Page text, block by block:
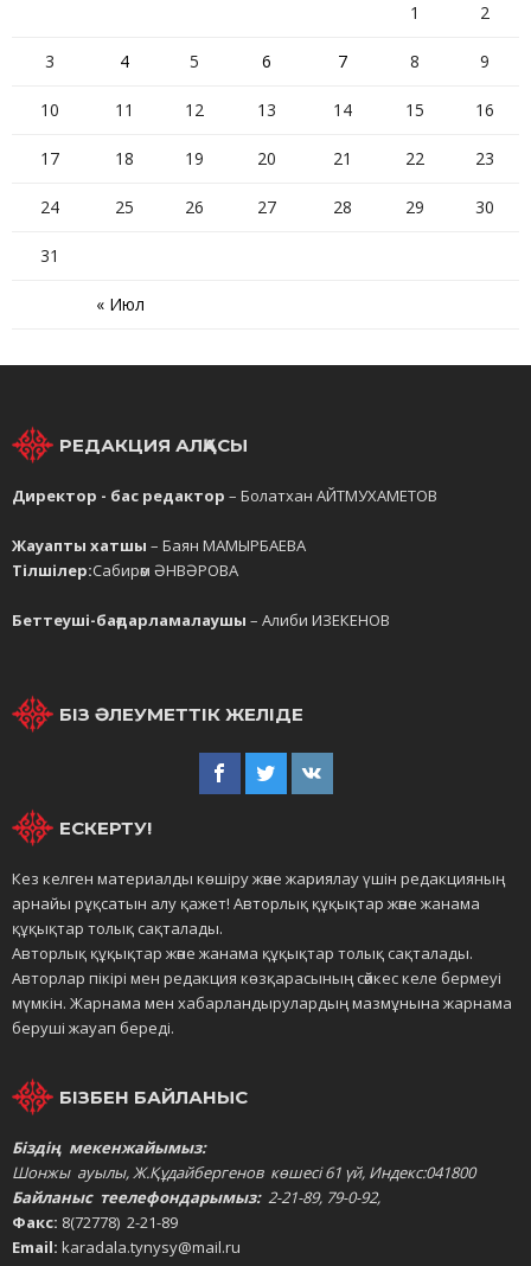
« Июл
1 2
3 4 5 6 7 8 9
10 11 12 13 14 15 16
17 18 19 20 21 22 23
24 25 26 27 28 29 30
31
РЕДАКЦИЯ АЛҚАСЫ
Директор - бас редактор – Болатхан АЙТМУХАМЕТОВ
Жауапты хатшы – Баян МАМЫРБАЕВА
Тілшілер:Сабирәм ӘНВӘРОВА
Беттеуші-бағдарламалаушы – Алиби ИЗЕКЕНОВ
БІЗ ӘЛЕУМЕТТІК ЖЕЛІДЕ
ЕСКЕРТУ!
Кез келген материалды көшіру және жариялау үшін редакцияның
арнайы рұқсатын алу қажет! Авторлық құқықтар және жанама
құқықтар толық сақталады.
Авторлық құқықтар және жанама құқықтар толық сақталады.
Авторлар пікірі мен редакция көзқарасының сәйкес келе бермеуі
мүмкін. Жарнама мен хабарландырулардың мазмұнына жарнама
беруші жауап береді.
БІЗБЕН БАЙЛАНЫС
Біздің мекенжайымыз:
Шонжы ауылы, Ж.Құдайбергенов көшесі 61 үй, Индекс:041800
Байланыс теелефондарымыз: 2-21-89, 79-0-92,
Факс: 8(72778) 2-21-89
Email: karadala.tynysy@mail.ru